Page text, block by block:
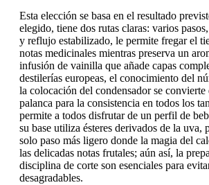
Esta elección se basa en el resultado
elegido, tiene dos rutas claras: varios
y reflujo estabilizado, le permite fregar el
notas medicinales mientras preserva un
infusión de vainilla que añade capas
destilerías europeas, el conocimiento del
la colocación del condensador se
palanca para la consistencia en todos los
permite a todos disfrutar de un perfil de
su base utiliza ésteres derivados de la uva,
solo paso más ligero donde la magia del
las delicadas notas frutales; aún así, la
disciplina de corte son esenciales para
desagradables.